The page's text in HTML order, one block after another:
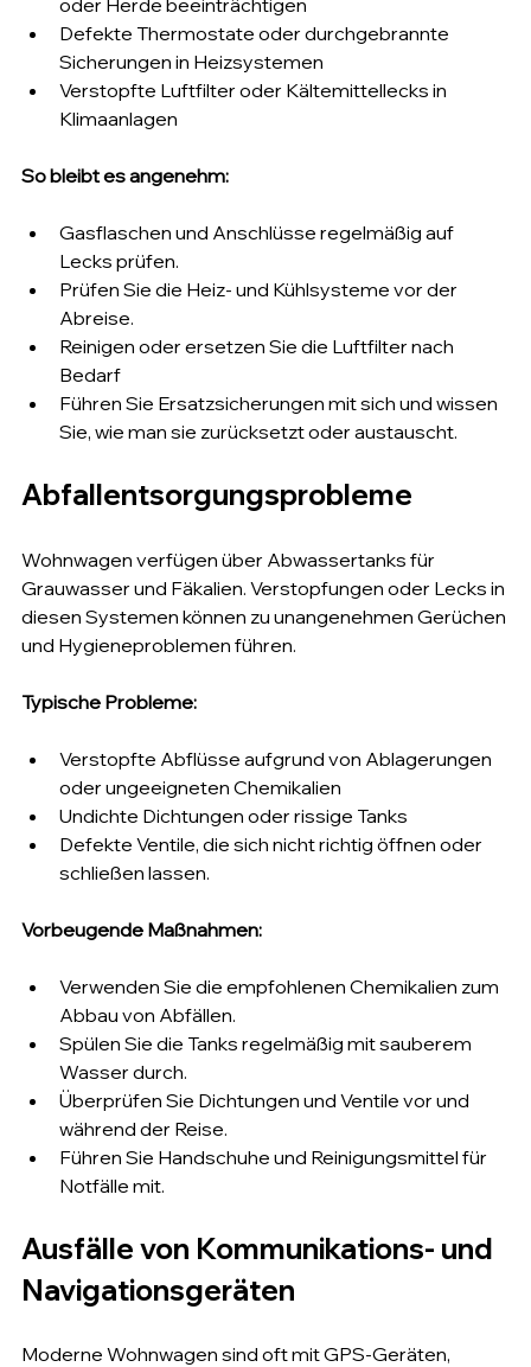
Defekte Thermostate oder durchgebrannte
Sicherungen in Heizsystemen
Verstopfte Luftfilter oder Kältemittellecks in
Klimaanlagen
So bleibt es angenehm:
Gasflaschen und Anschlüsse regelmäßig auf
Lecks prüfen.
Prüfen Sie die Heiz- und Kühlsysteme vor der
Abreise.
Reinigen oder ersetzen Sie die Luftfilter nach
Bedarf
Führen Sie Ersatzsicherungen mit sich und wissen
Sie, wie man sie zurücksetzt oder austauscht.
Abfallentsorgungsprobleme
Wohnwagen verfügen über Abwassertanks für
Grauwasser und Fäkalien. Verstopfungen oder Lecks in
diesen Systemen können zu unangenehmen Gerüchen
und Hygieneproblemen führen.
Typische Probleme:
Verstopfte Abflüsse aufgrund von Ablagerungen
oder ungeeigneten Chemikalien
Undichte Dichtungen oder rissige Tanks
Defekte Ventile, die sich nicht richtig öffnen oder
schließen lassen.
Vorbeugende Maßnahmen:
Verwenden Sie die empfohlenen Chemikalien zum
Abbau von Abfällen.
Spülen Sie die Tanks regelmäßig mit sauberem
Wasser durch.
Überprüfen Sie Dichtungen und Ventile vor und
während der Reise.
Führen Sie Handschuhe und Reinigungsmittel für
Notfälle mit.
Ausfälle von Kommunikations- und
Navigationsgeräten
Moderne Wohnwagen sind oft mit GPS-Geräten,